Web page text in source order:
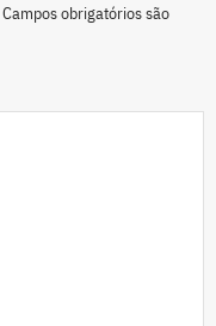
Campos obrigatórios são